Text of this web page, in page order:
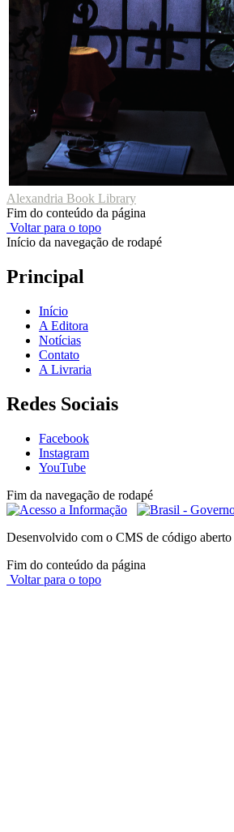
Alexandria Book Library
Fim do conteúdo da página
Voltar para o topo
Início da navegação de rodapé
Principal
Início
A Editora
Notícias
Contato
A Livraria
Redes Sociais
Facebook
Instagram
YouTube
Fim da navegação de rodapé
Desenvolvido com o CMS de código aberto
Fim do conteúdo da página
Voltar para o topo